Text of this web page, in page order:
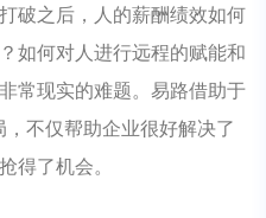
破之后，人的薪酬绩效如何
如何对人进行远程的赋能和
常现实的难题。易路借助于
不仅帮助企业很好解决了
得了机会。